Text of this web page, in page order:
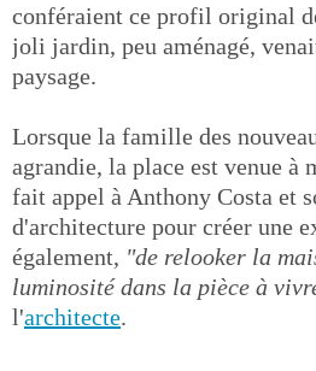
conféraient ce profil original
joli jardin, peu aménagé,
paysage.
Lorsque la famille des
agrandie, la place est venue à
fait appel à Anthony Costa et
d'architecture pour créer une
également, "de relooker la
luminosité dans la pièce à
l'architecte.